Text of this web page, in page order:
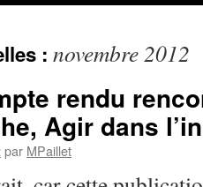
: novembre 2012
rendu
Agir dans
par MPaillet